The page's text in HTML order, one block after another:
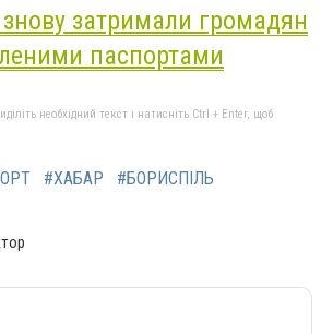
знову затримали громадян
паспортами
необхідний текст і натисніть Ctrl + Enter, щоб
#ХАБАР #БОРИСПІЛЬ